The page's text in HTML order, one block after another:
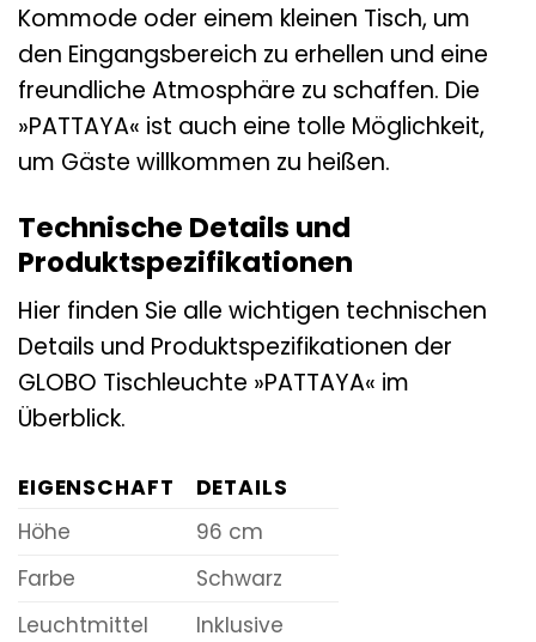
Kommode oder einem kleinen Tisch, um
den Eingangsbereich zu erhellen und eine
freundliche Atmosphäre zu schaffen. Die
»PATTAYA« ist auch eine tolle Möglichkeit,
um Gäste willkommen zu heißen.
Technische Details und
Produktspezifikationen
Hier finden Sie alle wichtigen technischen
Details und Produktspezifikationen der
GLOBO Tischleuchte »PATTAYA« im
Überblick.
EIGENSCHAFT
DETAILS
Höhe
96 cm
Farbe
Schwarz
Leuchtmittel
Inklusive